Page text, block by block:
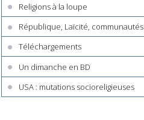
Religions à la loupe
République, Laïcité, communautés
Téléchargements
Un dimanche en BD
USA : mutations socioreligieuses